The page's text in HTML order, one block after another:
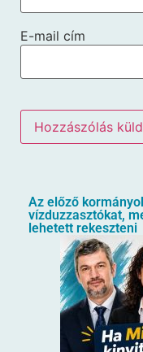
E-mail cím
Az előző
vízduzzasztókat,
lehetett rekeszteni